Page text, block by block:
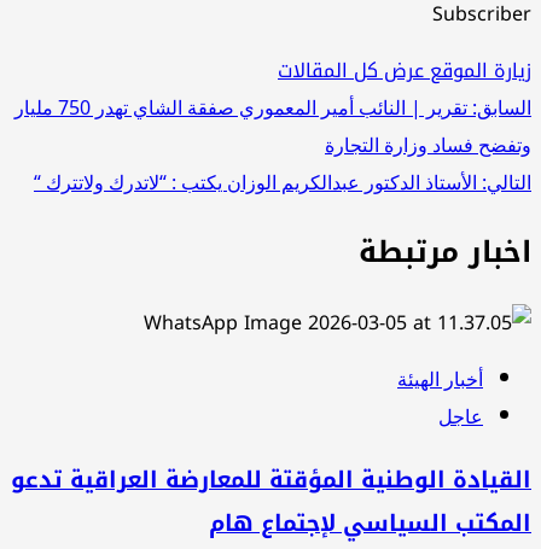
الموقععرض كل المقالات
تقرير | النائب أمير المعموري صفقة الشاي تهدر 750 مليار
فساد وزارة التجارة
الأستاذ الدكتور عبدالكريم الوزان يكتب : “لاتدرك ولاتترك “
مرتبطة
أخبار الهيئة
عاجل
الوطنية المؤقتة للمعارضة العراقية تدعو
السياسي لإجتماع هام